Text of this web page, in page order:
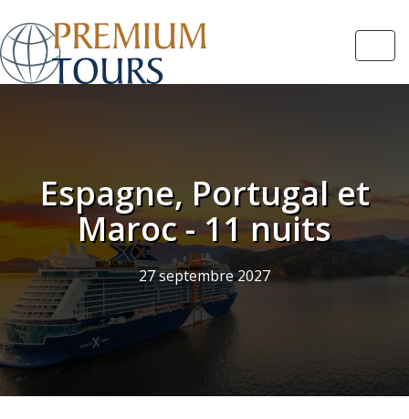
Espagne, Portugal et
Maroc - 11 nuits
27 septembre 2027